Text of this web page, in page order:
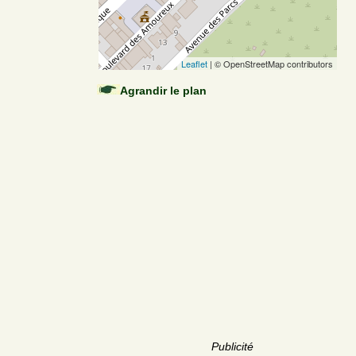
Leaflet | © OpenStreetMap contributors
Agrandir le plan
Publicité